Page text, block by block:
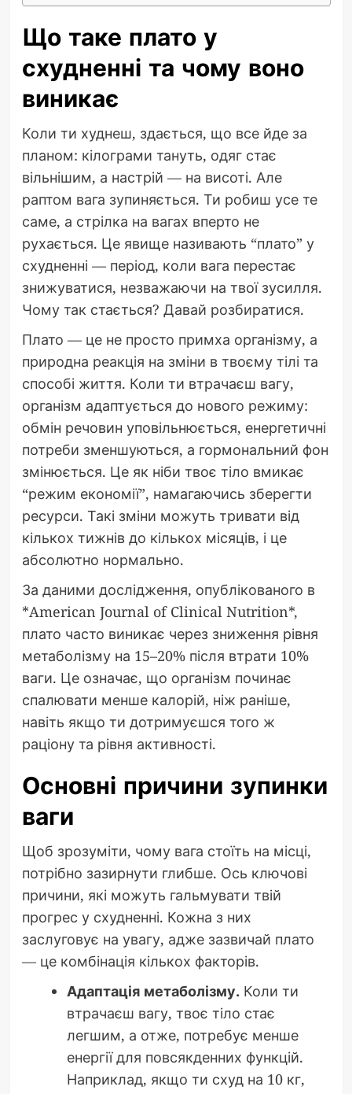
Що таке плато у
схудненні та чому воно
виникає
Коли ти худнеш, здається, що все йде за
планом: кілограми тануть, одяг стає
вільнішим, а настрій — на висоті. Але
раптом вага зупиняється. Ти робиш усе те
саме, а стрілка на вагах вперто не
рухається. Це явище називають “плато” у
схудненні — період, коли вага перестає
знижуватися, незважаючи на твої зусилля.
Чому так стається? Давай розбиратися.
Плато — це не просто примха організму, а
природна реакція на зміни в твоєму тілі та
способі життя. Коли ти втрачаєш вагу,
організм адаптується до нового режиму:
обмін речовин уповільнюється, енергетичні
потреби зменшуються, а гормональний фон
змінюється. Це як ніби твоє тіло вмикає
“режим економії”, намагаючись зберегти
ресурси. Такі зміни можуть тривати від
кількох тижнів до кількох місяців, і це
абсолютно нормально.
За даними дослідження, опублікованого в
*American Journal of Clinical Nutrition*,
плато часто виникає через зниження рівня
метаболізму на 15–20% після втрати 10%
ваги. Це означає, що організм починає
спалювати менше калорій, ніж раніше,
навіть якщо ти дотримуєшся того ж
раціону та рівня активності.
Основні причини зупинки
ваги
Щоб зрозуміти, чому вага стоїть на місці,
потрібно зазирнути глибше. Ось ключові
причини, які можуть гальмувати твій
прогрес у схудненні. Кожна з них
заслуговує на увагу, адже зазвичай плато
— це комбінація кількох факторів.
Адаптація метаболізму. Коли ти
втрачаєш вагу, твоє тіло стає
легшим, а отже, потребує менше
енергії для повсякденних функцій.
Наприклад, якщо ти схуд на 10 кг,